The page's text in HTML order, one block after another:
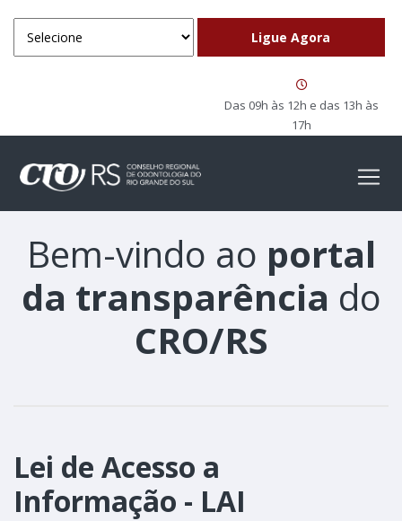
Das 09h às 12h e das 13h às
17h
Bem-vindo ao portal
da transparência do
CRO/RS
Lei de Acesso a
Informação - LAI